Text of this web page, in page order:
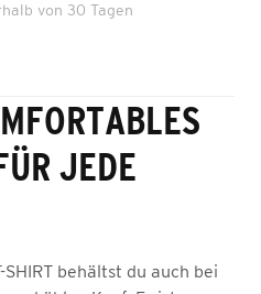
von 30 Tagen
JEDE
SHIRT behältst du auch bei